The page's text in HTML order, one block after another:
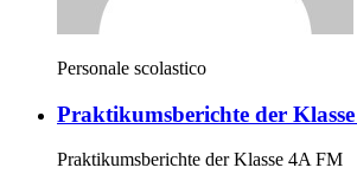
Personale scolastico
Praktikumsberichte der
Praktikumsberichte der Klasse 4A FM